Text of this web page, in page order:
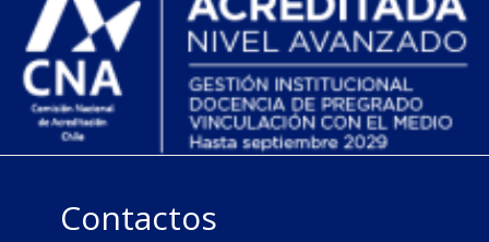
Contactos